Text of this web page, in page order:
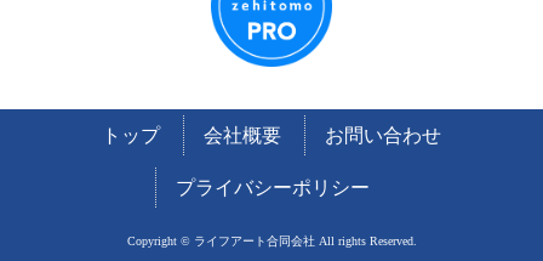
トップ 会社概要 お問い合わせ
プライバシーポリシー
Copyright © ライフアート合同会社 All rights Reserved.